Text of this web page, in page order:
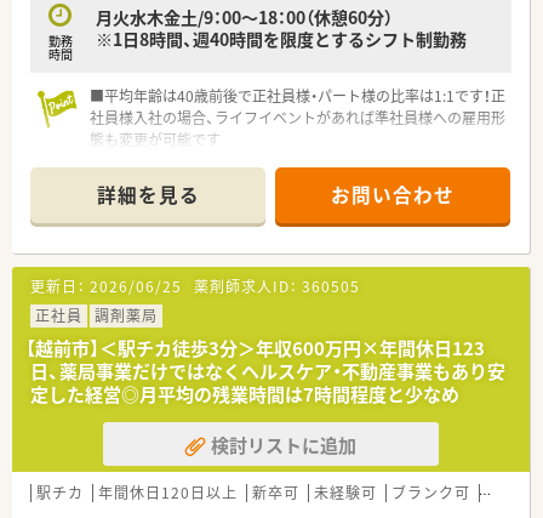
勤務
時間
月火水木金土/9：00～18：00（休憩60分）
※1日8時間、週40時間を限度とするシフト制勤務
■平均年齢は40歳前後で正社員様・パート様の比率は1:1です！正
社員様入社の場合、ライフイベントがあれば準社員様への雇用形
態も変更が可能です
休みを大切にされたい方にもぴったりです♪
詳細を見る お問い合わせ
更新日： 2026/06/25 薬剤師求人ID： 360505
正社員
調剤薬局
【越前市】＜駅チカ徒歩3分＞年収600万円×年間休日123
日、薬局事業だけではなくヘルスケア・不動産事業もあり安
定した経営◎月平均の残業時間は7時間程度と少なめ
検討リストに追加
駅チカ 年間休日120日以上 新卒可 未経験可 ブランク可 車通勤